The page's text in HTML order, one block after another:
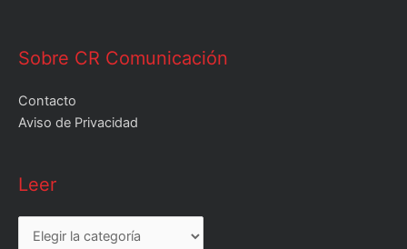
Sobre CR Comunicación
Contacto
Aviso de Privacidad
Leer
Leer